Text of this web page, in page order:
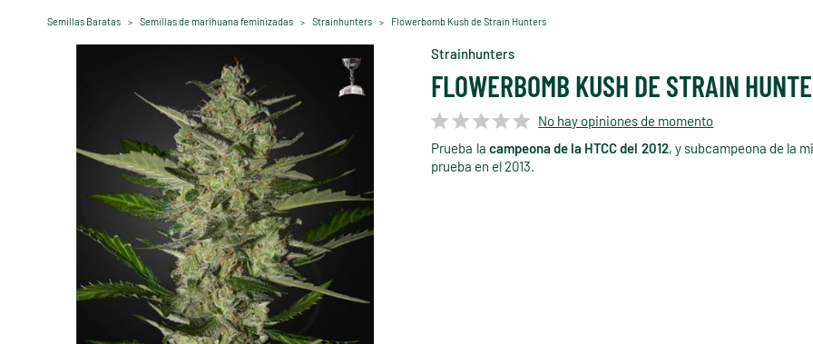
Semillas Baratas Semillas de marihuana feminizadas Strainhunters Flowerbomb Kush de Strain Hunters
Strainhunters
FLOWERBOMB KUSH DE STRAIN
No hay opiniones de momento
Prueba la campeona de la HTCC del 2012, y subcampeona de la
prueba en el 2013.